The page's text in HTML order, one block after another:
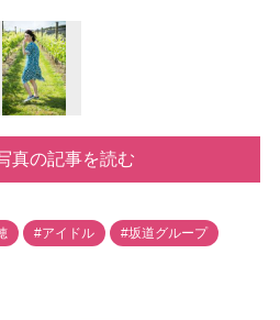
真の記事を読む
#アイドル #坂道グループ